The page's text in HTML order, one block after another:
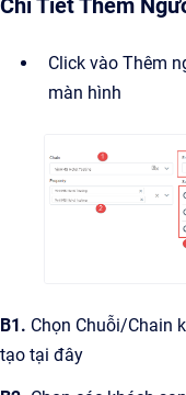
Chi Tiết Thêm
Click vào Thêm
màn hình
B1. Chọn Chuỗi/Chain
tạo tại đây